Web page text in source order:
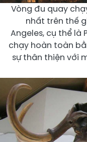
Vòng đu quay
nhất trên thế
Angeles, cụ thể là
chạy hoàn toàn
sự thân thiện với